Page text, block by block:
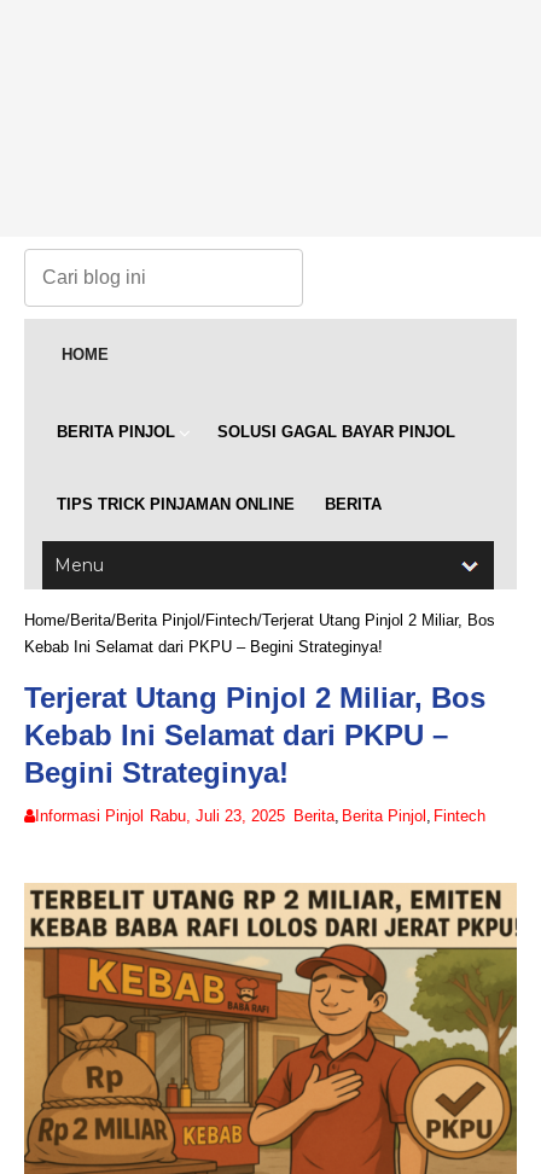
HOME
BERITA PINJOL SOLUSI GAGAL BAYAR PINJOL
TIPS TRICK PINJAMAN ONLINE BERITA
Home/Berita/Berita Pinjol /Fintech/Terjerat Utang Pinjol 2 Miliar, Bos
Kebab Ini Selamat dari PKPU – Begini Strateginya!
Terjerat Utang Pinjol 2 Miliar, Bos
Kebab Ini Selamat dari PKPU –
Begini Strateginya!
Informasi Pinjol Rabu, Juli 23, 2025 Berita, Berita Pinjol , Fintech